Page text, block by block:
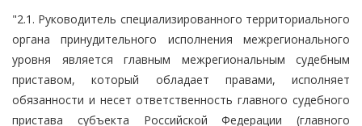
"2.1. Руководитель специализированного территориального
органа принудительного исполнения межрегионального
уровня является главным межрегиональным судебным
приставом, который обладает правами, исполняет
обязанности и несет ответственность главного судебного
пристава субъекта Российской Федерации (главного